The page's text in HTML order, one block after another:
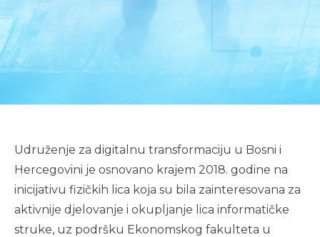
Udruženje za digitalnu transformaciju u Bosni i
Hercegovini je osnovano krajem 2018. godine na
inicijativu fizičkih lica koja su bila zainteresovana za
aktivnije djelovanje i okupljanje lica informatičke
struke, uz podršku Ekonomskog fakulteta u